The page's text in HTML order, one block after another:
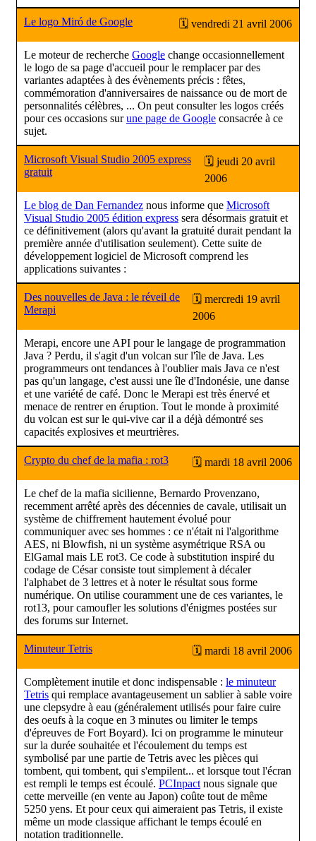
Le logo Miró de Google 🗓 vendredi 21 avril 2006
Le moteur de recherche Google change occasionnellement
le logo de sa page d'accueil pour le remplacer par des
variantes adaptées à des évènements précis : fêtes,
commémoration d'anniversaires de naissance ou de mort de
personnalités célèbres, ... On peut consulter les logos créés
pour ces occasions surune page de Google consacrée à ce
sujet.
Microsoft Visual Studio 2005 express
gratuit
🗓 jeudi 20 avril
2006
Le blog de Dan Fernandez nous informe que Microsoft
Visual Studio 2005 édition express sera désormais gratuit et
ce définitivement (alors qu'avant la gratuité durait pendant la
première année d'utilisation seulement). Cette suite de
développement logiciel de Microsoft comprend les
applications suivantes :
Des nouvelles de Java : le réveil de
Merapi
🗓 mercredi 19 avril
2006
Merapi, encore une API pour le langage de programmation
Java ? Perdu, il s'agit d'un volcan sur l'île de Java. Les
programmeurs ont tendances à l'oublier mais Java ce n'est
pas qu'un langage, c'est aussi une île d'Indonésie, une danse
et une variété de café. Donc le Merapi est très énervé et
menace de rentrer en éruption. Tout le monde à proximité
du volcan est sur le qui-vive car il a déjà démontré ses
capacités explosives et meurtrières.
Crypto du chef de la mafia : rot3 🗓 mardi 18 avril 2006
Le chef de la mafia sicilienne, Bernardo Provenzano,
recemment arrêté après des décennies de cavale, utilisait un
système de chiffrement hautement évolué pour
communiquer avec ses hommes : ce n'était ni l'algorithme
AES, ni Blowfish, ni un système asymétrique RSA ou
ElGamal mais LE rot3. Ce code à substitution inspiré du
codage de César consiste tout simplement à décaler
l'alphabet de 3 lettres et à noter le résultat sous forme
numérique. On utilise couramment une de ces variantes, le
rot13, pour camoufler les solutions d'énigmes postées sur
des forums sur Internet.
Minuteur Tetris 🗓 mardi 18 avril 2006
Complètement inutile et donc indispensable : le minuteur
Tetris qui remplace avantageusement un sablier à sable voire
une clepsydre à eau (généralement utilisés pour faire cuire
des oeufs à la coque en 3 minutes ou limiter le temps
d'épreuves de Fort Boyard). Ici on programme le minuteur
sur la durée souhaitée et l'écoulement du temps est
symbolisé par une partie de Tetris avec les pièces qui
tombent, qui tombent, qui s'empilent... et lorsque tout l'écran
est rempli le temps est écoulé. PCInpact nous signale que
cette merveille (en vente au Japon) coûte tout de même
5250 yens. Et pour ceux qui aimeraient pas Tetris, il existe
même un mode classique affichant le temps écoulé en
notation traditionnelle.